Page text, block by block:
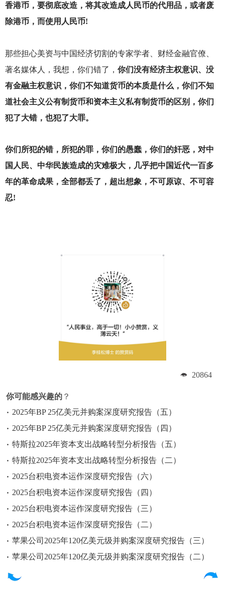
香港币，要彻底改造，将其改造成人民币的代用品，或者废
除港币，而使用人民币!
那些担心美资与中国经济切割的专家学者、财经金融官僚、
著名媒体人，我想，你们错了， 你们没有经济主权意识、没
有金融主权意识，你们不知道货币的本质是什么，你们不知
道社会主义公有制货币和资本主义私有制货币的区别，你们
犯了大错，也犯了大罪。
你们所犯的错，所犯的罪，你们的愚蠢，你们的奸恶，对中
国人民、中华民族造成的灾难极大，几乎把中国近代一百多
年的革命成果，全部都丢了，超出想象，不可原谅、不可容
忍!
20864
你可能感兴趣的 ？
2025年BP 25亿美元并购案深度研究报告（五）
2025年BP 25亿美元并购案深度研究报告（四）
特斯拉2025年资本支出战略转型分析报告（五）
特斯拉2025年资本支出战略转型分析报告（二）
2025台积电资本运作深度研究报告（六）
2025台积电资本运作深度研究报告（四）
2025台积电资本运作深度研究报告（三）
2025台积电资本运作深度研究报告（二）
苹果公司2025年120亿美元级并购案深度研究报告（三）
苹果公司2025年120亿美元级并购案深度研究报告（二）